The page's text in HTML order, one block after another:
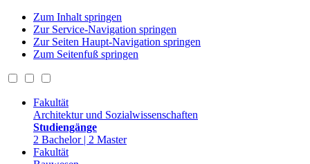
Zum Inhalt springen
Zur Service-Navigation springen
Zur Seiten Haupt-Navigation springen
Zum Seitenfuß springen
Fakultät
Architektur und Sozialwissenschaften
Studiengänge
2 Bachelor | 2 Master
Fakultät